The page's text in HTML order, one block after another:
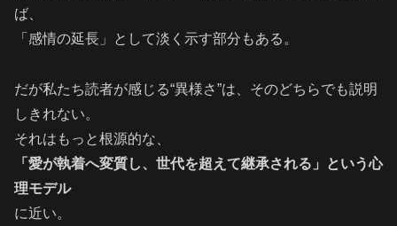
ば、
「感情の延長」として淡く示す部分もある。
だが私たち読者が感じる“異様さ”は、そのどちらでも説明
しきれない。
それはもっと根源的な、
「愛が執着へ変質し、世代を超えて継承される」という心
理モデル
に近い。